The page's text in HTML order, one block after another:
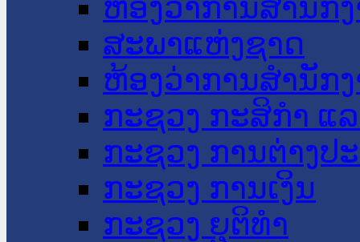
ຫ້ອງວ່າການສໍານັກ
ສະພາແຫ່ງຊາດ
ຫ້ອງວ່າການສຳນັກ
ກະຊວງ ກະສິກຳ ແ
ກະຊວງ ການຕ່າງປ
ກະຊວງ ການເງິນ
ກະຊວງ ຍຸຕິທໍາ